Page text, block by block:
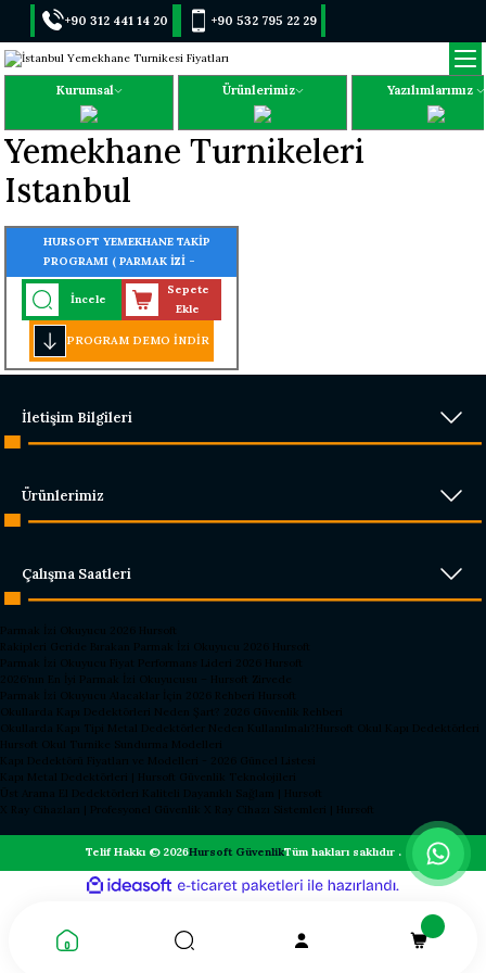
+90 312 441 14 20 +90 532 795 22 29
Kurumsal Ürünlerimiz Yazılımlarımız
Yemekhane Turnikeleri
Istanbul
HURSOFT YEMEKHANE TAKİP
PROGRAMI ( PARMAK İZİ -
KARTLI - YÜZ TANIMALI -
TURNİKE GEÇİŞ SİSTEMLİ)
İncele
Sepete
Ekle
PROGRAM DEMO İNDİR
İletişim Bilgileri
Ürünlerimiz
Çalışma Saatleri
Parmak İzi Okuyucu 2026 Hursoft
Rakipleri Geride Bırakan Parmak İzi Okuyucu 2026 Hursoft
Parmak İzi Okuyucu Fiyat Performans Lideri 2026 Hursoft
2026’nın En İyi Parmak İzi Okuyucusu – Hursoft Zirvede
Parmak İzi Okuyucu Alacaklar İçin 2026 Rehberi Hursoft
Okullarda Kapı Dedektörleri Neden Şart? 2026 Güvenlik Rehberi
Okullarda Kapı Tipi Metal Dedektörler Neden Kullanılmalı?Hursoft Okul Kapı Dedektörleri
Hursoft Okul Turnike Sundurma Modelleri
Kapı Dedektörü Fiyatları ve Modelleri - 2026 Güncel Listesi
Kapı Metal Dedektörleri | Hursoft Güvenlik Teknolojileri
Üst Arama El Dedektörleri Kaliteli Dayanıklı Sağlam | Hursoft
X Ray Cihazları | Profesyonel Güvenlik X Ray Cihazı Sistemleri | Hursoft
Telif Hakkı © 2026Hursoft GüvenlikTüm hakları saklıdır .
ideasoft
e-